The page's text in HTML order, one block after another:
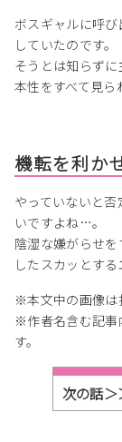
ボスギャルに呼
していたのです。
そうとは知らず
本性をすべて見ら
機転を利か
やっていないと
いですよね…。
陰湿な嫌がらせ
したスカッとする
※本文中の画像は
※作者名含む記事
す。
次の話＞